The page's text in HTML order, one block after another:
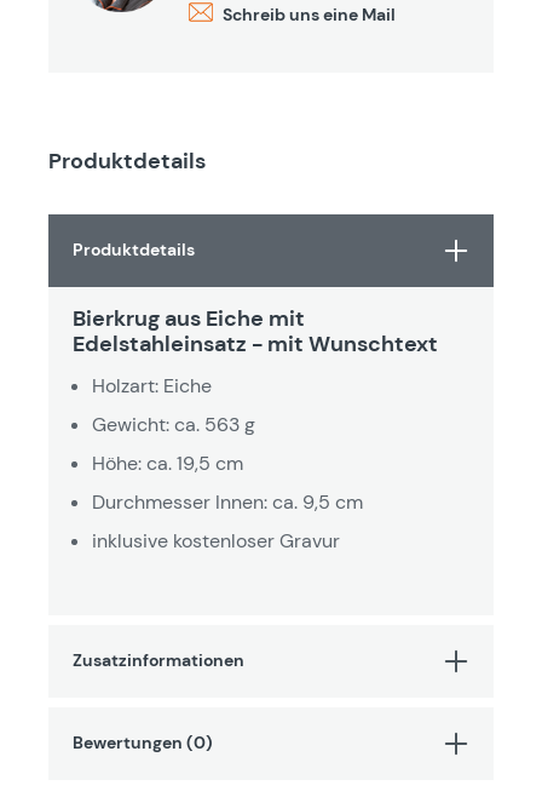
Schreib uns eine Mail
Produktdetails
Produktdetails
Bierkrug aus Eiche mit
Edelstahleinsatz - mit Wunschtext
Holzart: Eiche
Gewicht: ca. 563 g
Höhe: ca. 19,5 cm
Durchmesser Innen: ca. 9,5 cm
inklusive kostenloser Gravur
Zusatzinformationen
Bewertungen (0)